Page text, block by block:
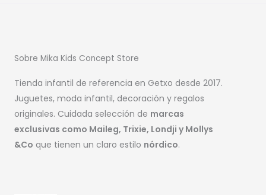
Sobre Mika Kids Concept Store
Tienda infantil de referencia en Getxo desde 2017.
Juguetes, moda infantil, decoración y regalos
originales. Cuidada selección de marcas
exclusivas como Maileg, Trixie, Londji y Mollys
&Co que tienen un claro estilo nórdico.